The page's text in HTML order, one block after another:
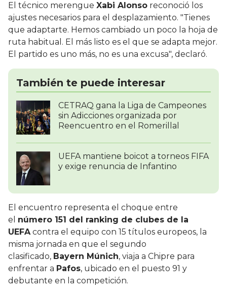
El técnico merengue Xabi Alonso reconoció los
ajustes necesarios para el desplazamiento. "Tienes
que adaptarte. Hemos cambiado un poco la hoja de
ruta habitual. El más listo es el que se adapta mejor.
El partido es uno más, no es una excusa", declaró.
También te puede interesar
CETRAQ gana la Liga de Campeones
sin Adicciones organizada por
Reencuentro en el Romerillal
UEFA mantiene boicot a torneos FIFA
y exige renuncia de Infantino
El encuentro representa el choque entre
el número 151 del ranking de clubes de la
UEFAcontra el equipo con 15 títulos europeos, la
misma jornada en que el segundo
clasificado, Bayern Múnich, viaja a Chipre para
enfrentar a Pafos, ubicado en el puesto 91 y
debutante en la competición.